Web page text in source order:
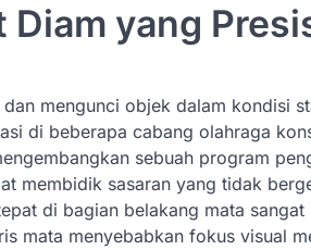
Diam yang
dan mengunci objek dalam kondisi
di beberapa cabang olahraga
sebuah program
membidik sasaran yang tidak
di bagian belakang mata
mata menyebabkan fokus visual